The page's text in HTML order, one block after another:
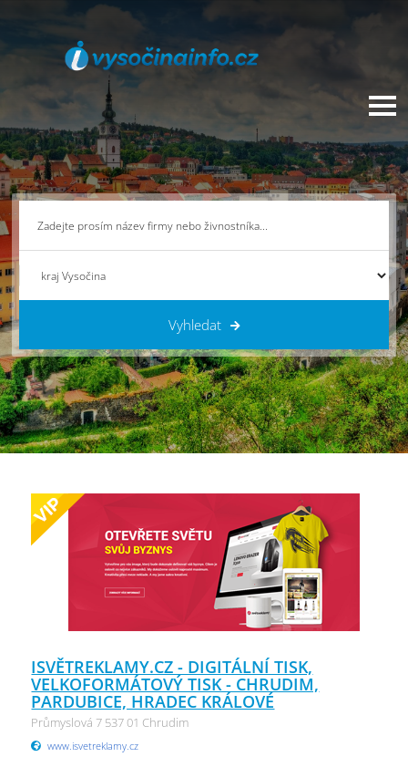
Vyhledat
ISVĚTREKLAMY.CZ - DIGITÁLNÍ TISK,
VELKOFORMÁTOVÝ TISK - CHRUDIM,
PARDUBICE, HRADEC KRÁLOVÉ
Průmyslová 7 537 01 Chrudim
www.isvetreklamy.cz